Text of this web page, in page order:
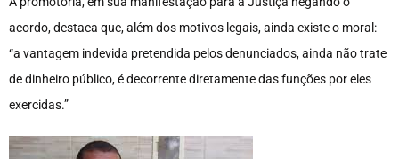
acordo, destaca que, além dos motivos legais, ainda existe o moral:
“a vantagem indevida pretendida pelos denunciados, ainda não trate
de dinheiro público, é decorrente diretamente das funções por eles
exercidas.”